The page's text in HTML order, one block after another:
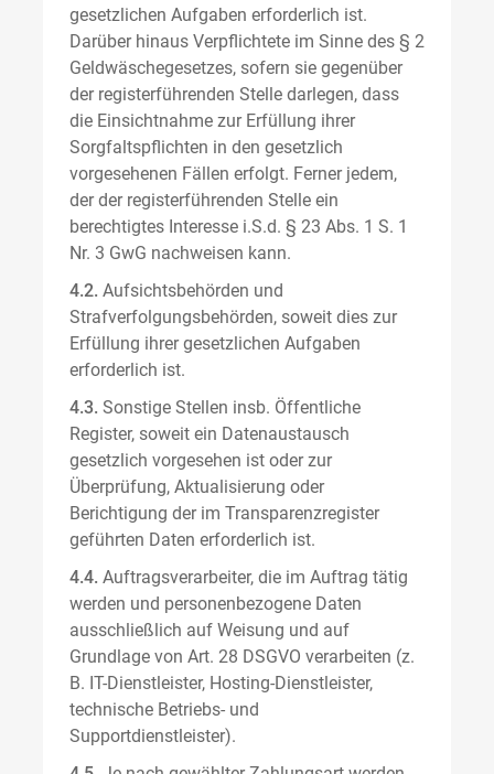
gesetzlichen Aufgaben erforderlich ist.
Darüber hinaus Verpflichtete im Sinne des § 2
Geldwäschegesetzes, sofern sie gegenüber
der registerführenden Stelle darlegen, dass
die Einsichtnahme zur Erfüllung ihrer
Sorgfaltspflichten in den gesetzlich
vorgesehenen Fällen erfolgt. Ferner jedem,
der der registerführenden Stelle ein
berechtigtes Interesse i.S.d. § 23 Abs. 1 S. 1
Nr. 3 GwG nachweisen kann.
4.2. Aufsichtsbehörden und
Strafverfolgungsbehörden, soweit dies zur
Erfüllung ihrer gesetzlichen Aufgaben
erforderlich ist.
4.3. Sonstige Stellen insb. Öffentliche
Register, soweit ein Datenaustausch
gesetzlich vorgesehen ist oder zur
Überprüfung, Aktualisierung oder
Berichtigung der im Transparenzregister
geführten Daten erforderlich ist.
4.4. Auftragsverarbeiter, die im Auftrag tätig
werden und personenbezogene Daten
ausschließlich auf Weisung und auf
Grundlage von Art. 28 DSGVO verarbeiten (z.
B. IT-Dienstleister, Hosting-Dienstleister,
technische Betriebs- und
Supportdienstleister).